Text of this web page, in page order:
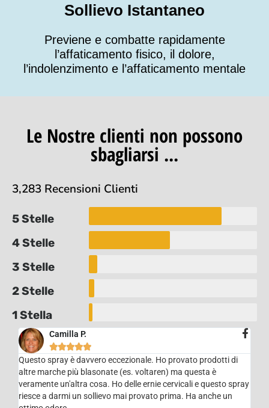
Sollievo Istantaneo
Previene e combatte rapidamente
l’affaticamento fisico, il dolore,
l’indolenzimento e l’affaticamento mentale
Le Nostre clienti non possono
sbagliarsi ...
3,283 Recensioni Clienti
5 Stelle
4 Stelle
3 Stelle
2 Stelle
1 Stella
Camilla P.

Questo spray è davvero eccezionale. Ho provato prodotti di
altre marche più blasonate (es. voltaren) ma questa è
veramente un'altra cosa. Ho delle ernie cervicali e questo spray
riesce a darmi un sollievo mai provato prima. Ha anche un